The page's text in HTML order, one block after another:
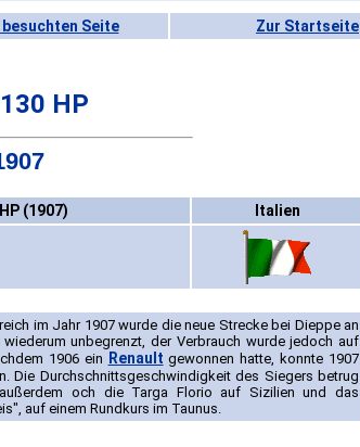
Seite Zur Startseite
HP
(1907) Italien
im Jahr 1907 wurde die neue Strecke bei Dieppe an
unbegrenzt, der Verbrauch wurde jedoch auf
1906 ein Renault gewonnen hatte, konnte 1907
Die Durchschnittsgeschwindigkeit des Siegers betrug
och die Targa Florio auf Sizilien und das
auf einem Rundkurs im Taunus.